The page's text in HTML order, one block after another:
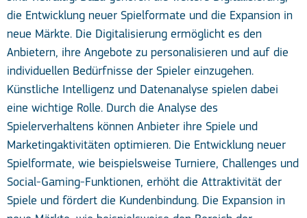
die Entwicklung neuer Spielformate und die Expansion in
neue Märkte. Die Digitalisierung ermöglicht es den
Anbietern, ihre Angebote zu personalisieren und auf die
individuellen Bedürfnisse der Spieler einzugehen.
Künstliche Intelligenz und Datenanalyse spielen dabei
eine wichtige Rolle. Durch die Analyse des
Spielerverhaltens können Anbieter ihre Spiele und
Marketingaktivitäten optimieren. Die Entwicklung neuer
Spielformate, wie beispielsweise Turniere, Challenges und
Social-Gaming-Funktionen, erhöht die Attraktivität der
Spiele und fördert die Kundenbindung. Die Expansion in